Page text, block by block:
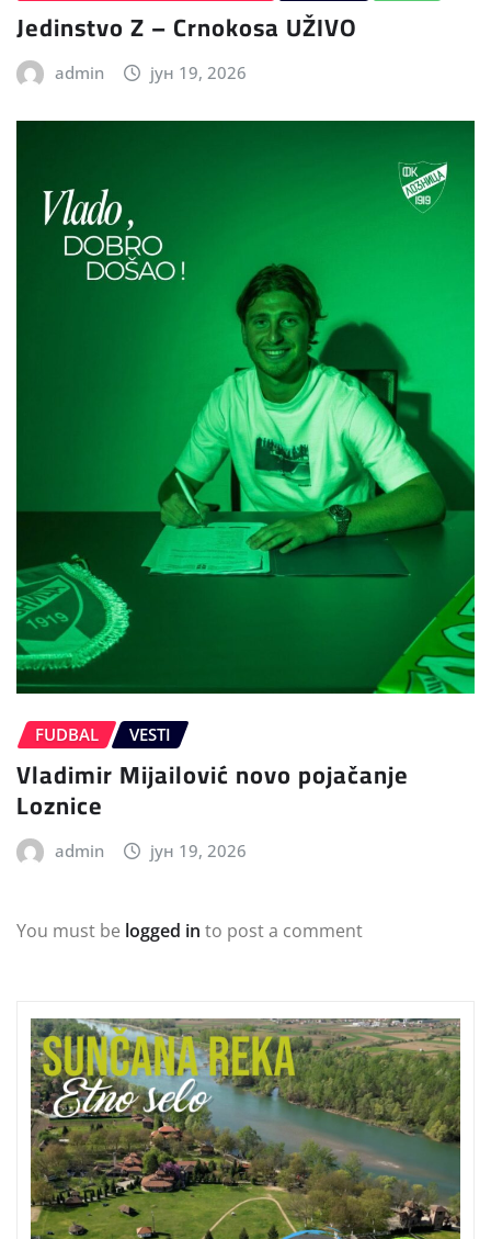
Jedinstvo Z – Crnokosa UŽIVO
admin јун 19, 2026
FUDBAL VESTI
Vladimir Mijailović novo pojačanje
Loznice
admin јун 19, 2026
You must be logged in to post a comment